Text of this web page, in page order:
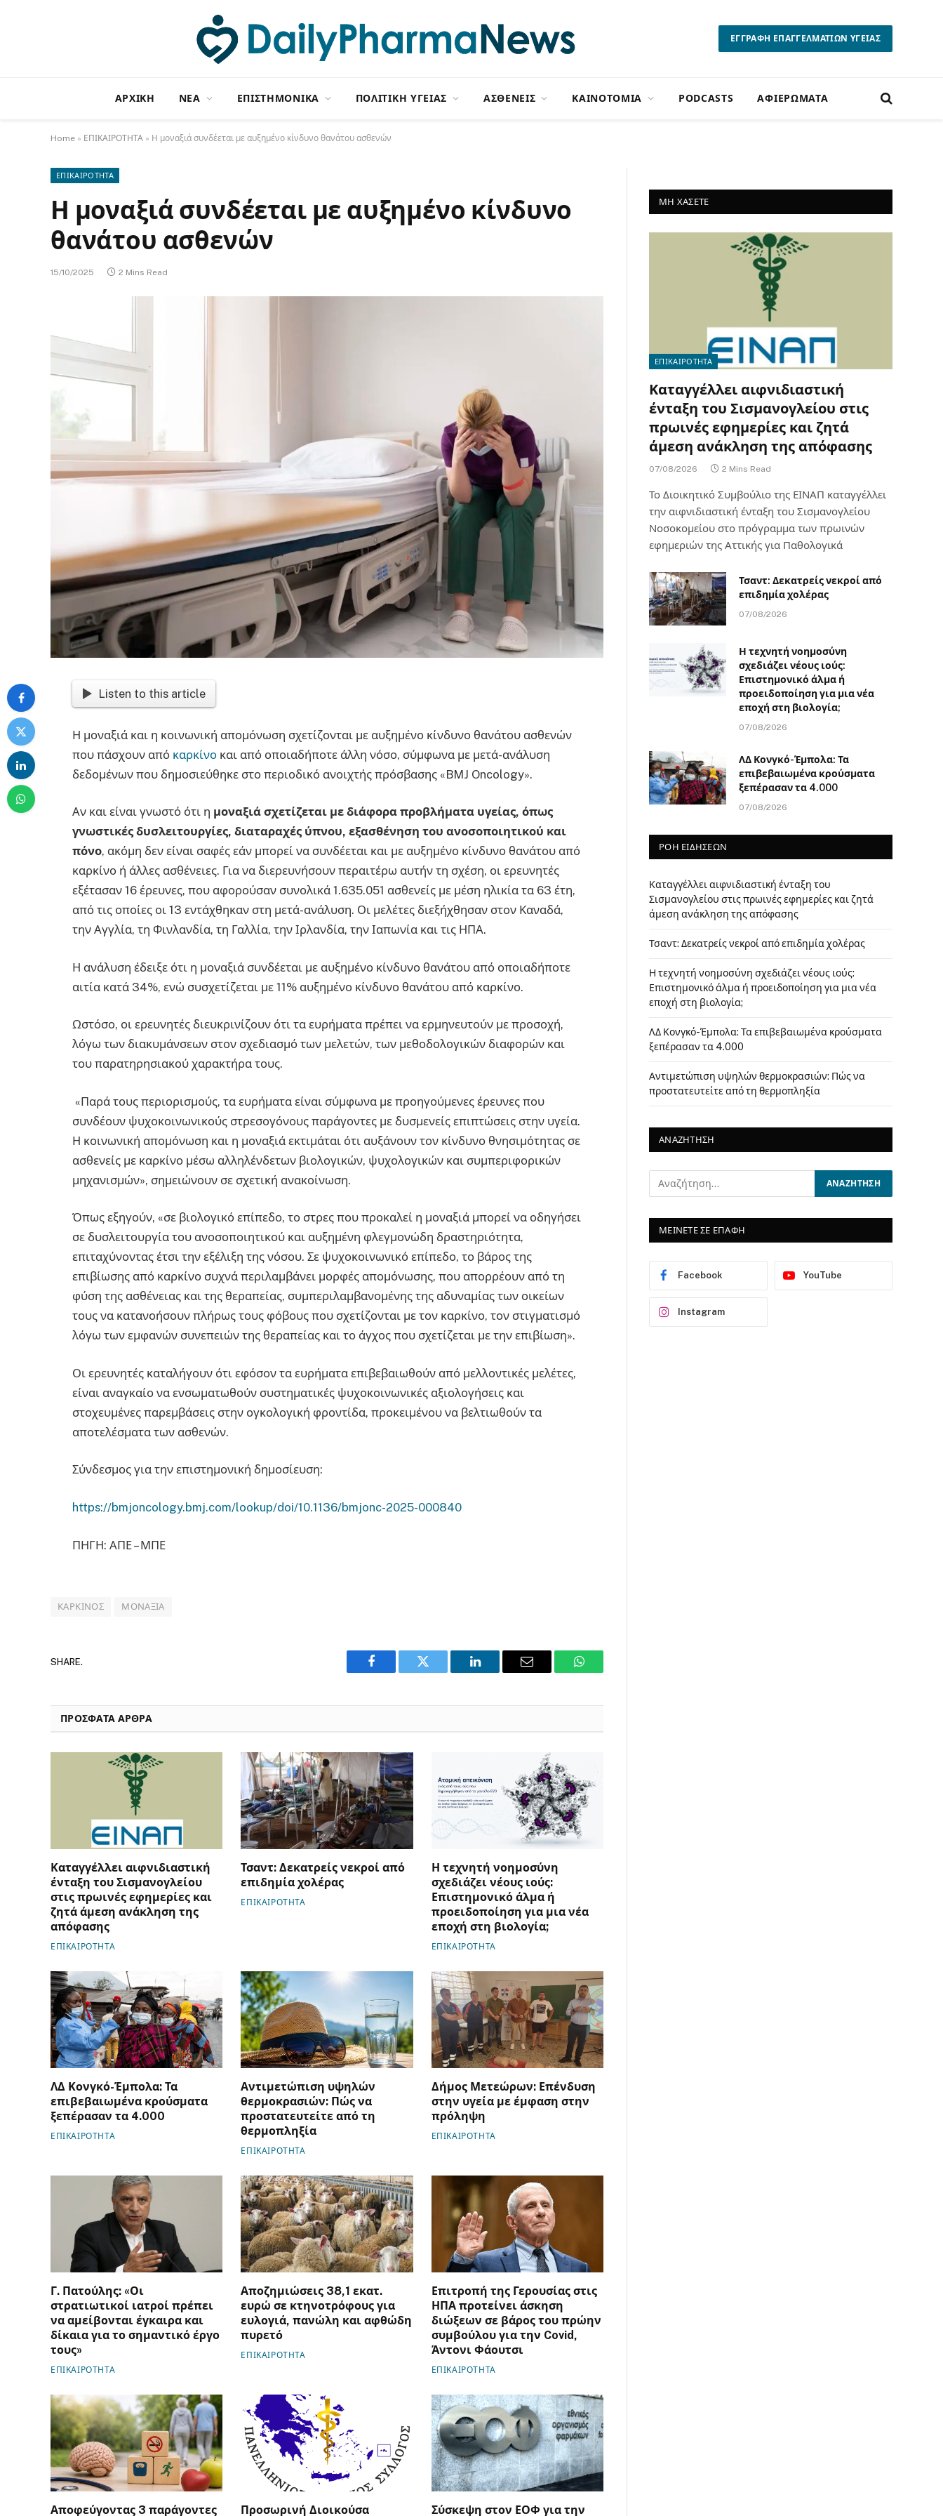
ΕΓΓΡΑΦΗ ΕΠΑΓΓΕΛΜΑΤΙΩΝ ΥΓΕΙΑΣ
ΑΡΧΙΚΗ NΕΑ ΕΠΙΣΤΗΜΟΝΙΚΑ ΠΟΛΙΤΙΚΗ ΥΓΕΙΑΣ ΑΣΘΕΝΕΙΣ ΚΑΙΝΟΤΟΜΙΑ PODCASTS ΑΦΙΕΡΩΜΑΤΑ
Home » ΕΠΙΚΑΙΡΟΤΗΤΑ » Η μοναξιά συνδέεται με αυξημένο κίνδυνο θανάτου ασθενών
ΕΠΙΚΑΙΡΟΤΗΤΑ
Η μοναξιά συνδέεται με αυξημένο κίνδυνο
θανάτου ασθενών
15/10/2025 2 Mins Read
Listen to this article
Η μοναξιά και η κοινωνική απομόνωση σχετίζονται με αυξημένο κίνδυνο θανάτου ασθενών
που πάσχουν από καρκίνο και από οποιαδήποτε άλλη νόσο, σύμφωνα με μετά-ανάλυση
δεδομένων που δημοσιεύθηκε στο περιοδικό ανοιχτής πρόσβασης «BMJ Oncology».
Αν και είναι γνωστό ότι η μοναξιά σχετίζεται με διάφορα προβλήματα υγείας, όπως
γνωστικές δυσλειτουργίες, διαταραχές ύπνου, εξασθένηση του ανοσοποιητικού και
πόνο, ακόμη δεν είναι σαφές εάν μπορεί να συνδέεται και με αυξημένο κίνδυνο θανάτου από
καρκίνο ή άλλες ασθένειες. Για να διερευνήσουν περαιτέρω αυτήν τη σχέση, οι ερευνητές
εξέτασαν 16 έρευνες, που αφορούσαν συνολικά 1.635.051 ασθενείς με μέση ηλικία τα 63 έτη,
από τις οποίες οι 13 εντάχθηκαν στη μετά-ανάλυση. Οι μελέτες διεξήχθησαν στον Καναδά,
την Αγγλία, τη Φινλανδία, τη Γαλλία, την Ιρλανδία, την Ιαπωνία και τις ΗΠΑ.
Η ανάλυση έδειξε ότι η μοναξιά συνδέεται με αυξημένο κίνδυνο θανάτου από οποιαδήποτε
αιτία κατά 34%, ενώ συσχετίζεται με 11% αυξημένο κίνδυνο θανάτου από καρκίνο.
Ωστόσο, οι ερευνητές διευκρινίζουν ότι τα ευρήματα πρέπει να ερμηνευτούν με προσοχή,
λόγω των διακυμάνσεων στον σχεδιασμό των μελετών, των μεθοδολογικών διαφορών και
του παρατηρησιακού χαρακτήρα τους.
«Παρά τους περιορισμούς, τα ευρήματα είναι σύμφωνα με προηγούμενες έρευνες που
συνδέουν ψυχοκοινωνικούς στρεσογόνους παράγοντες με δυσμενείς επιπτώσεις στην υγεία.
Η κοινωνική απομόνωση και η μοναξιά εκτιμάται ότι αυξάνουν τον κίνδυνο θνησιμότητας σε
ασθενείς με καρκίνο μέσω αλληλένδετων βιολογικών, ψυχολογικών και συμπεριφορικών
μηχανισμών», σημειώνουν σε σχετική ανακοίνωση.
Όπως εξηγούν, «σε βιολογικό επίπεδο, το στρες που προκαλεί η μοναξιά μπορεί να οδηγήσει
σε δυσλειτουργία του ανοσοποιητικού και αυξημένη φλεγμονώδη δραστηριότητα,
επιταχύνοντας έτσι την εξέλιξη της νόσου. Σε ψυχοκοινωνικό επίπεδο, το βάρος της
επιβίωσης από καρκίνο συχνά περιλαμβάνει μορφές απομόνωσης, που απορρέουν από τη
φύση της ασθένειας και της θεραπείας, συμπεριλαμβανομένης της αδυναμίας των οικείων
τους να κατανοήσουν πλήρως τους φόβους που σχετίζονται με τον καρκίνο, τον στιγματισμό
λόγω των εμφανών συνεπειών της θεραπείας και το άγχος που σχετίζεται με την επιβίωση».
Οι ερευνητές καταλήγουν ότι εφόσον τα ευρήματα επιβεβαιωθούν από μελλοντικές μελέτες,
είναι αναγκαίο να ενσωματωθούν συστηματικές ψυχοκοινωνικές αξιολογήσεις και
στοχευμένες παρεμβάσεις στην ογκολογική φροντίδα, προκειμένου να βελτιωθούν τα
αποτελέσματα των ασθενών.
Σύνδεσμος για την επιστημονική δημοσίευση:
https://bmjoncology.bmj.com/lookup/doi/10.1136/bmjonc-2025-000840
ΠΗΓΗ: ΑΠΕ – ΜΠΕ
ΚΑΡΚΊΝΟΣ ΜΟΝΑΞΙΆ
SHARE.
Facebook Twitter LinkedIn Email WhatsApp
ΠΡΟΣΦΑΤΑ ΑΡΘΡΑ
Καταγγέλλει αιφνιδιαστική
ένταξη του Σισμανογλείου
στις πρωινές εφημερίες και
ζητά άμεση ανάκληση της
απόφασης
ΕΠΙΚΑΙΡΟΤΗΤΑ
Τσαντ: Δεκατρείς νεκροί από
επιδημία χολέρας
ΕΠΙΚΑΙΡΟΤΗΤΑ
Η τεχνητή νοημοσύνη
σχεδιάζει νέους ιούς:
Επιστημονικό άλμα ή
προειδοποίηση για μια νέα
εποχή στη βιολογία;
ΕΠΙΚΑΙΡΟΤΗΤΑ
ΛΔ Κονγκό-Έμπολα: Τα
επιβεβαιωμένα κρούσματα
ξεπέρασαν τα 4.000
ΕΠΙΚΑΙΡΟΤΗΤΑ
Αντιμετώπιση υψηλών
θερμοκρασιών: Πώς να
προστατευτείτε από τη
θερμοπληξία
ΕΠΙΚΑΙΡΟΤΗΤΑ
Δήμος Μετεώρων: Επένδυση
στην υγεία με έμφαση στην
πρόληψη
ΕΠΙΚΑΙΡΟΤΗΤΑ
Γ. Πατούλης: «Οι
στρατιωτικοί ιατροί πρέπει
να αμείβονται έγκαιρα και
δίκαια για το σημαντικό έργο
τους»
ΕΠΙΚΑΙΡΟΤΗΤΑ
Αποζημιώσεις 38,1 εκατ.
ευρώ σε κτηνοτρόφους για
ευλογιά, πανώλη και αφθώδη
πυρετό
ΕΠΙΚΑΙΡΟΤΗΤΑ
Επιτροπή της Γερουσίας στις
ΗΠΑ προτείνει άσκηση
διώξεων σε βάρος του πρώην
συμβούλου για την Covid,
Άντονι Φάουτσι
ΕΠΙΚΑΙΡΟΤΗΤΑ
Αποφεύγοντας 3 παράγοντες Προσωρινή Διοικούσα Σύσκεψη στον ΕΟΦ για την
ΜΗ ΧΑΣΕΤΕ
ΕΠΙΚΑΙΡΟΤΗΤΑ
Καταγγέλλει αιφνιδιαστική
ένταξη του Σισμανογλείου στις
πρωινές εφημερίες και ζητά
άμεση ανάκληση της απόφασης
07/08/2026 2 Mins Read
Το Διοικητικό Συμβούλιο της ΕΙΝΑΠ καταγγέλλει
την αιφνιδιαστική ένταξη του Σισμανογλείου
Νοσοκομείου στο πρόγραμμα των πρωινών
εφημεριών της Αττικής για Παθολογικά
Τσαντ: Δεκατρείς νεκροί από
επιδημία χολέρας
07/08/2026
Η τεχνητή νοημοσύνη
σχεδιάζει νέους ιούς:
Επιστημονικό άλμα ή
προειδοποίηση για μια νέα
εποχή στη βιολογία;
07/08/2026
ΛΔ Κονγκό-Έμπολα: Τα
επιβεβαιωμένα κρούσματα
ξεπέρασαν τα 4.000
07/08/2026
ΡΟΗ ΕΙΔΗΣΕΩΝ
Καταγγέλλει αιφνιδιαστική ένταξη του
Σισμανογλείου στις πρωινές εφημερίες και ζητά
άμεση ανάκληση της απόφασης
Τσαντ: Δεκατρείς νεκροί από επιδημία χολέρας
Η τεχνητή νοημοσύνη σχεδιάζει νέους ιούς:
Επιστημονικό άλμα ή προειδοποίηση για μια νέα
εποχή στη βιολογία;
ΛΔ Κονγκό-Έμπολα: Τα επιβεβαιωμένα κρούσματα
ξεπέρασαν τα 4.000
Αντιμετώπιση υψηλών θερμοκρασιών: Πώς να
προστατευτείτε από τη θερμοπληξία
ΑΝΑΖΗΤΗΣΗ
ΜΕΙΝΕΤΕ ΣΕ ΕΠΑΦΗ
Facebook YouTube
Instagram